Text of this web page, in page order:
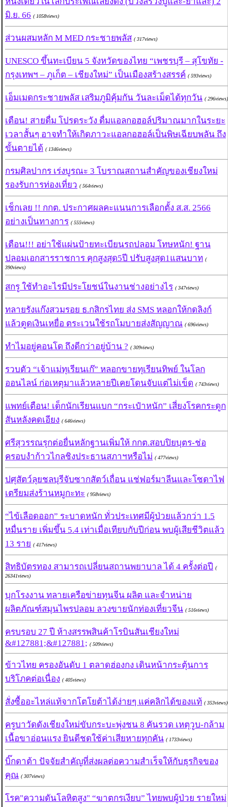
มิ.ย. 66 ( 1058views)
ส่วนผสมหลัก M MED กระชายพลัส ( 317views)
UNESCO ขึ้นทะเบียน 5 จังหวัดของไทย “เพชรบุรี – สุโขทัย -
กรุงเทพฯ – ภูเก็ต – เชียงใหม่” เป็นเมืองสร้างสรรค์ ( 593views)
เอ็มเมดกระชายพลัส เสริมภูมิคุ้มกัน วันละเม็ดได้ทุกวัน ( 296views)
เตือน! สายดื่ม โปรดระวัง ดื่มแอลกอฮอล์ปริมาณมากในระยะ
เวลาสั้นๆ อาจทำให้เกิดภาวะแอลกอฮอล์เป็นพิษเฉียบพลัน ถึง
ขั้นตายได้ ( 1346views)
กรมศิลปากร เร่งบูรณะ 3 โบราณสถานสำคัญของเชียงใหม่
รองรับการท่องเที่ยว ( 564views)
เช็กเลย !! กกต. ประกาศผลคะแนนการเลือกตั้ง ส.ส. 2566
อย่างเป็นทางการ ( 555views)
เตือน!!! อย่าใช้แผ่นป้ายทะเบียนรถปลอม โทษหนัก! ฐาน
ปลอมเอกสารราชการ คุกสูงสุด5ปี ปรับสูงสุด1แสนบาท (
390views)
สกรู ใช้ทำอะไรมีประโยชน์ในงานช่างอย่างไร ( 347views)
ทลายรังแก๊งสวมรอย ธ.กสิกรไทย ส่ง SMS หลอกให้กดลิงก์
แล้วดูดเงินเหยื่อ ตระเวนใช้รถโมบายส่งสัญญาณ ( 696views)
ทำไมอยู่คอนโด ถึงดีกว่าอยู่บ้าน ? ( 309views)
รวบตัว “เจ้าแม่ทุเรียนเก๊” หลอกขายทุเรียนทิพย์ ในโลก
ออนไลน์ ก่อเหตุมาแล้วหลายปีเคยโดนจับแต่ไม่เข็ด ( 743views)
แพทย์เตือน! เด็กนักเรียนแบก “กระเป๋าหนัก” เสี่ยงโรคกระดูก
สันหลังคดเอียง ( 646views)
ศรีสุวรรณรุกต่อยื่นหลักฐานเพิ่มให้ กกต.สอบปิยบุตร-ช่อ
ครอบงำก้าวไกลชิงประธานสภาฯหรือไม่ ( 477views)
ปศุสัตว์ลุยชลบุรีจับซากสัตว์เถื่อน แช่ฟอร์มาลีนและโซดาไฟ
เตรียมส่งร้านหมูกะทะ ( 958views)
“ไข้เลือดออก” ระบาดหนัก ทั่วประเทศมีผู้ป่วยแล้วกว่า 1.5
หมื่นราย เพิ่มขึ้น 5.4 เท่าเมื่อเทียบกับปีก่อน พบผู้เสียชีวิตแล้ว
13 ราย ( 417views)
สิทธิบัตรทอง สามารถเปลี่ยนสถานพยาบาล ได้ 4 ครั้งต่อปี (
26341views)
บุกโรงงาน ทลายเครือข่ายทุนจีน ผลิต และจำหน่าย
ผลิตภัณฑ์สมุนไพรปลอม ลวงขายนักท่องเที่ยวจีน ( 516views)
ครบรอบ 27 ปี ห้างสรรพสินค้าโรบินสันเชียงใหม่
&#127881;&#127881; ( 509views)
ข้าวไทย ครองอันดับ 1 ตลาดฮ่องกง เดินหน้ากระตุ้นการ
บริโภคต่อเนื่อง ( 405views)
สั่งซื้ออะไหล่แท้จากโตโยต้าได้ง่ายๆ แค่คลิกได้ของแท้ ( 353views)
ครูบาวัดดังเชียงใหม่ขับกระบะพุ่งชน 8 คันรวด เหตุวูบ-กล้าม
เนื้อขาอ่อนแรง ยินดีชดใช้ค่าเสียหายทุกคัน ( 1733views)
บิ๊กดาต้า ปัจจัยสำคัญที่ส่งผลต่อความสำเร็จให้กับธุรกิจของ
คุณ ( 307views)
โรค"ความดันโลหิตสูง" “ฆาตกรเงียบ” ไทยพบผู้ป่วย รายใหม่